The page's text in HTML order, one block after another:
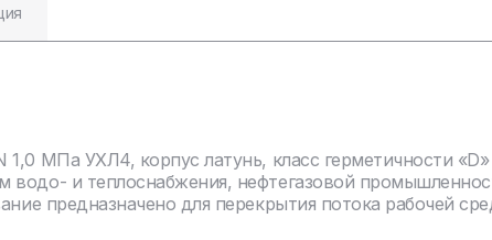
1,0 МПа УХЛ4, корпус латунь, класс герметичности
водо- и теплоснабжения, нефтегазовой
предназначено для перекрытия потока рабочей